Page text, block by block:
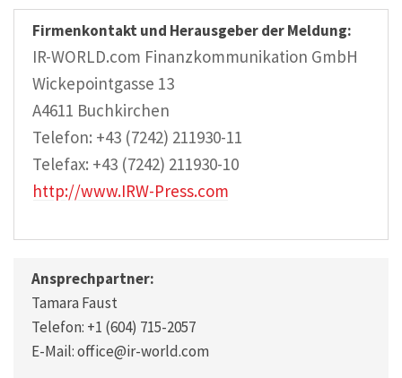
Firmenkontakt und Herausgeber der Meldung:
IR-WORLD.com Finanzkommunikation GmbH
Wickepointgasse 13
A4611 Buchkirchen
Telefon: +43 (7242) 211930-11
Telefax: +43 (7242) 211930-10
http://www.IRW-Press.com
Ansprechpartner:
Tamara Faust
Telefon: +1 (604) 715-2057
E-Mail: office@ir-world.com